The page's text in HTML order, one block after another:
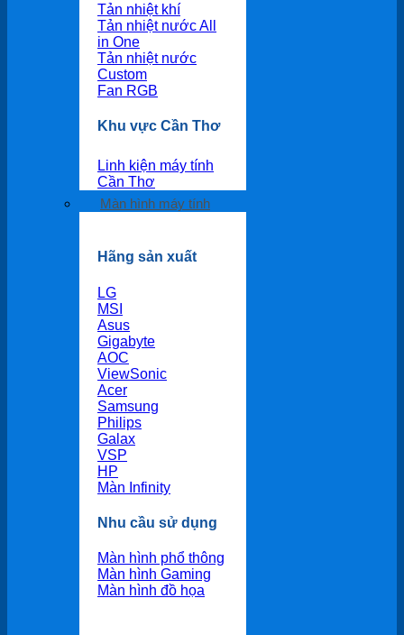
Tản nhiệt khí
Tản nhiệt nước All
in One
Tản nhiệt nước
Custom
Fan RGB
Khu vực Cần Thơ
Linh kiện máy tính
Cần Thơ
Màn hình máy tính
Hãng sản xuất
LG
MSI
Asus
Gigabyte
AOC
ViewSonic
Acer
Samsung
Philips
Galax
VSP
HP
Màn Infinity
Nhu cầu sử dụng
Màn hình phổ thông
Màn hình Gaming
Màn hình đồ họa